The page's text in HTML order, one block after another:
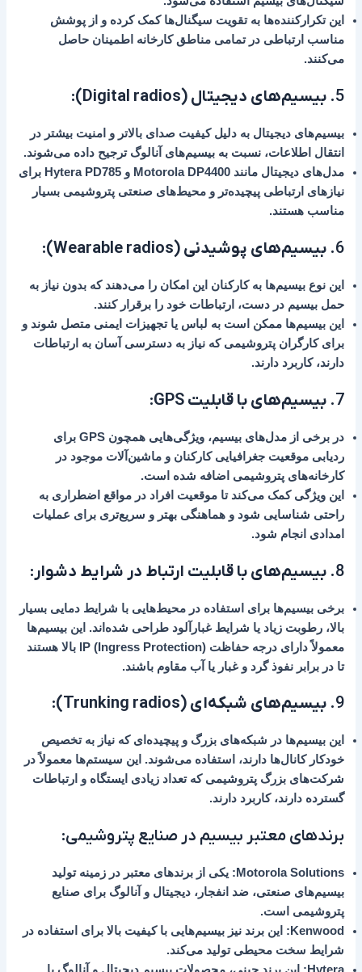
این تکرارکننده‌ها به تقویت سیگنال‌ها کمک کرده و از پوشش
مناسب ارتباطی در تمامی مناطق کارخانه اطمینان حاصل
می‌کنند.
5. بیسیم‌های دیجیتال (Digital radios) :
بیسیم‌های دیجیتال به دلیل کیفیت صدای بالاتر و امنیت بیشتر در
انتقال اطلاعات، نسبت به بیسیم‌های آنالوگ ترجیح داده می‌شوند.
مدل‌های دیجیتال مانندMotorola DP4400 وHytera PD785 برای
نیازهای ارتباطی پیچیده‌تر و محیط‌های صنعتی پتروشیمی بسیار
مناسب هستند.
6. بیسیم‌های پوشیدنی (Wearable radios) :
این نوع بیسیم‌ها به کارکنان این امکان را می‌دهند که بدون نیاز به
حمل بیسیم در دست، ارتباطات خود را برقرار کنند.
این بیسیم‌ها ممکن است به لباس یا تجهیزات ایمنی متصل شوند و
برای کارگران پتروشیمی که نیاز به دسترسی آسان به ارتباطات
دارند، کاربرد دارند.
7. بیسیم‌های با قابلیت GPS :
در برخی از مدل‌های بیسیم، ویژگی‌هایی همچون GPS برای
ردیابی موقعیت جغرافیایی کارکنان و ماشین‌آلات موجود در
کارخانه‌های پتروشیمی اضافه شده است.
این ویژگی کمک می‌کند تا موقعیت افراد در مواقع اضطراری به
راحتی شناسایی شود و هماهنگی بهتر و سریع‌تری برای عملیات
امدادی انجام شود.
8. بیسیم‌های با قابلیت ارتباط در شرایط دشوار:
برخی بیسیم‌ها برای استفاده در محیط‌هایی با شرایط دمایی بسیار
بالا، رطوبت زیاد یا شرایط غبارآلود طراحی شده‌اند. این بیسیم‌ها
معمولاً دارای درجه حفاظت IP (Ingress Protection) بالا هستند
تا در برابر نفوذ گرد و غبار یا آب مقاوم باشند.
9. بیسیم‌های شبکه‌ای (Trunking radios) :
این بیسیم‌ها در شبکه‌های بزرگ و پیچیده‌ای که نیاز به تخصیص
خودکار کانال‌ها دارند، استفاده می‌شوند. این سیستم‌ها معمولاً در
شرکت‌های بزرگ پتروشیمی که تعداد زیادی ایستگاه و ارتباطات
گسترده دارند، کاربرد دارند.
برندهای معتبر بیسیم در صنایع پتروشیمی:
Motorola Solutions : یکی از برندهای معتبر در زمینه تولید
بیسیم‌های صنعتی، ضد انفجار، دیجیتال و آنالوگ برای صنایع
پتروشیمی است.
Kenwood : این برند نیز بیسیم‌هایی با کیفیت بالا برای استفاده در
شرایط سخت محیطی تولید می‌کند.